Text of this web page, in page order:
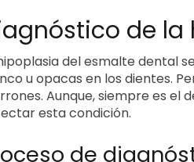
de
del esmalte dental
u opacas en los dientes.
Aunque, siempre es el
esta condición.
de